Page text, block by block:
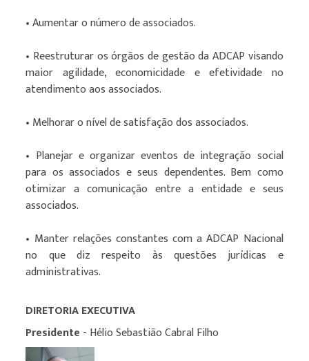
• Aumentar o número de associados.
• Reestruturar os órgãos de gestão da ADCAP visando
maior agilidade, economicidade e efetividade no
atendimento aos associados.
• Melhorar o nível de satisfação dos associados.
• Planejar e organizar eventos de integração social
para os associados e seus dependentes. Bem como
otimizar a comunicação entre a entidade e seus
associados.
• Manter relações constantes com a ADCAP Nacional
no que diz respeito às questões jurídicas e
administrativas.
DIRETORIA EXECUTIVA
Presidente - Hélio Sebastião Cabral Filho